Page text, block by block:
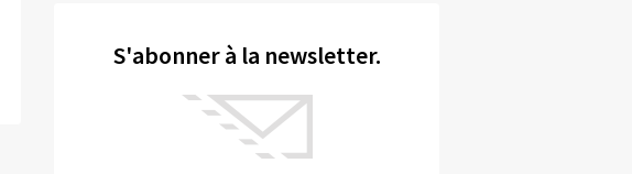
S'abonner à la newsletter.